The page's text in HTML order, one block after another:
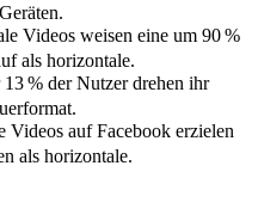
Geräten.
Videos weisen eine um 90 %
als horizontale.
% der Nutzer drehen ihr
Videos auf Facebook erzielen
als horizontale.